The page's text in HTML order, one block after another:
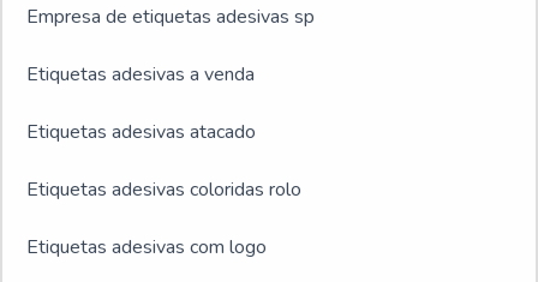
Empresa de etiquetas adesivas sp
Etiquetas adesivas a venda
Etiquetas adesivas atacado
Etiquetas adesivas coloridas rolo
Etiquetas adesivas com logo